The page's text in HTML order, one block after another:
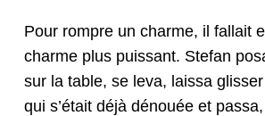
Pour rompre un charme, il fal­lait
charme plus puis­sant. Ste­fan
sur la table, se leva, lais­sa
qui s’é­tait déjà dénouée et